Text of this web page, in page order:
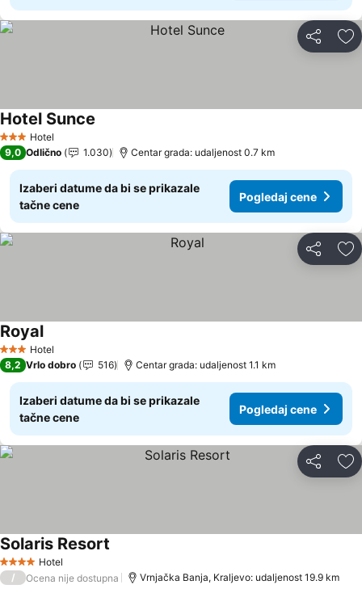
Deli
3 Zvezdice
Hotel
Hotel Sunce
9,0 Odlično 1.030 Centar grada: udaljenost 0.7 km
Izaberi datume da bi se prikazale
tačne cene
Pogledaj cene
Deli
3 Zvezdice
Hotel
Royal
8,2 Vrlo dobro 516 Centar grada: udaljenost 1.1 km
Izaberi datume da bi se prikazale
tačne cene
Pogledaj cene
Deli
4 ZvezdiceHotel
Solaris Resort
/ Ocena nije dostupna Vrnjačka Banja, Kraljevo: udaljenost 19.9 km